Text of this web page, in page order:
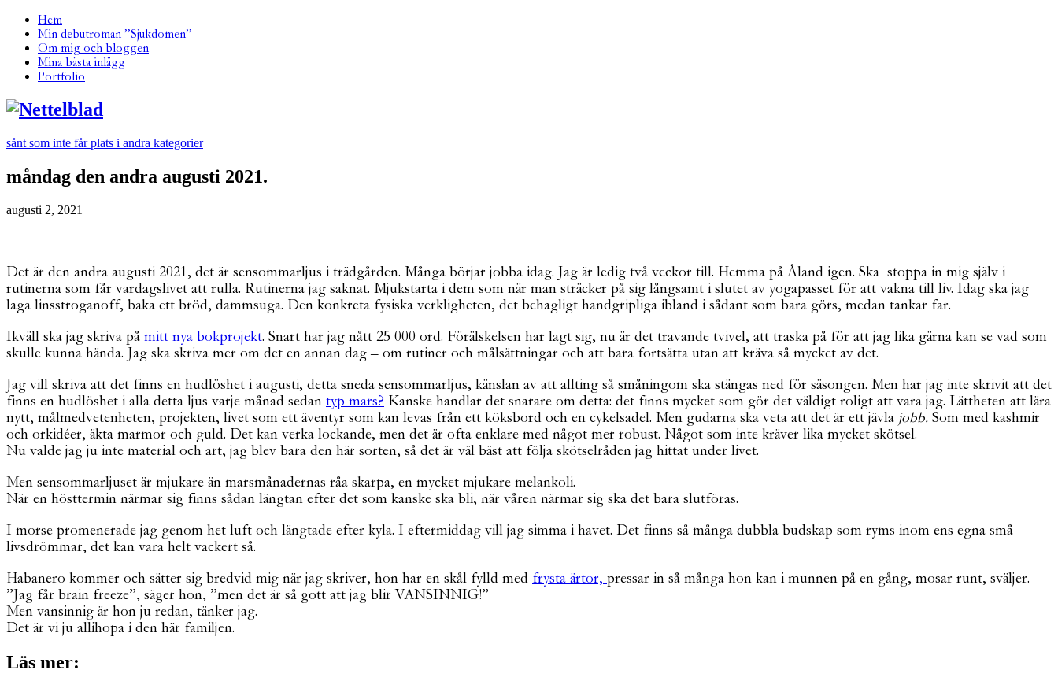
Hem
Min debutroman ”Sjukdomen”
Om mig och bloggen
Mina bästa inlägg
Portfolio
sånt som inte får plats i andra kategorier
måndag den andra augusti 2021.
augusti 2, 2021
Det är den andra augusti 2021, det är sensommarljus i trädgården. Många börjar jobba idag. Jag är ledig två veckor till. Hemma på Åland igen. Ska stoppa in mig själv i
rutinerna som får vardagslivet att rulla. Rutinerna jag saknat. Mjukstarta i dem som när man sträcker på sig långsamt i slutet av yogapasset för att vakna till liv. Idag ska jag
laga linsstroganoff, baka ett bröd, dammsuga. Den konkreta fysiska verkligheten, det behagligt handgripliga ibland i sådant som bara görs, medan tankar far.
Ikväll ska jag skriva på mitt nya bokprojekt. Snart har jag nått 25 000 ord. Förälskelsen har lagt sig, nu är det travande tvivel, att traska på för att jag lika gärna kan se vad som
skulle kunna hända. Jag ska skriva mer om det en annan dag – om rutiner och målsättningar och att bara fortsätta utan att kräva så mycket av det.
Jag vill skriva att det finns en hudlöshet i augusti, detta sneda sensommarljus, känslan av att allting så småningom ska stängas ned för säsongen. Men har jag inte skrivit att det
finns en hudlöshet i alla detta ljus varje månad sedan typ mars? Kanske handlar det snarare om detta: det finns mycket som gör det väldigt roligt att vara jag. Lättheten att lära
nytt, målmedvetenheten, projekten, livet som ett äventyr som kan levas från ett köksbord och en cykelsadel. Men gudarna ska veta att det är ett jävla jobb. Som med kashmir
och orkidéer, äkta marmor och guld. Det kan verka lockande, men det är ofta enklare med något mer robust. Något som inte kräver lika mycket skötsel.
Nu valde jag ju inte material och art, jag blev bara den här sorten, så det är väl bäst att följa skötselråden jag hittat under livet.
Men sensommarljuset är mjukare än marsmånadernas råa skarpa, en mycket mjukare melankoli.
När en hösttermin närmar sig finns sådan längtan efter det som kanske ska bli, när våren närmar sig ska det bara slutföras.
I morse promenerade jag genom het luft och längtade efter kyla. I eftermiddag vill jag simma i havet. Det finns så många dubbla budskap som ryms inom ens egna små
livsdrömmar, det kan vara helt vackert så.
Habanero kommer och sätter sig bredvid mig när jag skriver, hon har en skål fylld med frysta ärtor, pressar in så många hon kan i munnen på en gång, mosar runt, sväljer.
”Jag får brain freeze”, säger hon, ”men det är så gott att jag blir VANSINNIG!”
Men vansinnig är hon ju redan, tänker jag.
Det är vi ju allihopa i den här familjen.
Läs mer: